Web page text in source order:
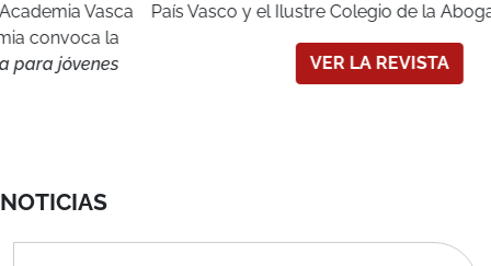
País Vasco y el Ilustre Colegio de la Abogacía de Bizkaia.
VER LA REVISTA